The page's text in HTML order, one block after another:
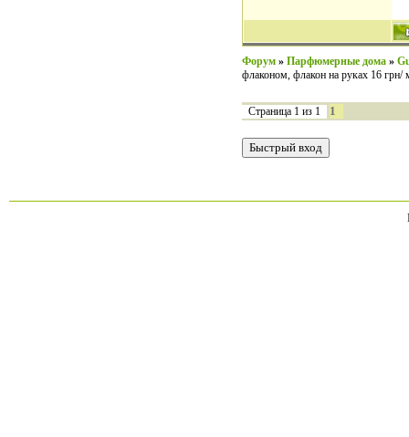
Форум » Парфюмерные дома »
флаконом, флакон на руках 16 грн/
Страница 1 из 1 1